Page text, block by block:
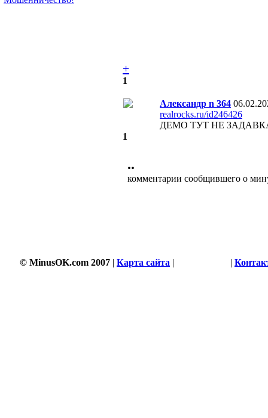
+
1
Александр n 364
realrocks.ru/id246426
ДЕМО ТУТ НЕ
1
••
комментарии сообщившего о
© MinusOK.com 2007 | Карта сайта | |